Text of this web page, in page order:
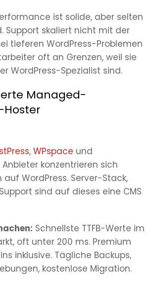
ist solide, aber selten
Support skaliert nicht mit der
tieferen WordPress-Problemen
oft an Grenzen, weil sie
WordPress-Spezialist sind.
Managed-
Hoster
, WPspace und
konzentrieren sich
WordPress. Server-Stack,
sind auf dieses eine CMS
Schnellste TTFB-Werte im
oft unter 200 ms. Premium
inklusive. Tägliche Backups,
kostenlose Migration.